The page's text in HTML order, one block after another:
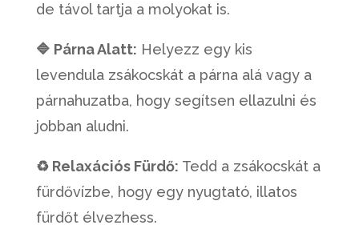
de távol tartja a molyokat is.
🔷 Párna Alatt: Helyezz egy kis
levendula zsákocskát a párna alá vagy a
párnahuzatba, hogy segítsen ellazulni és
jobban aludni.
♻ Relaxációs Fürdő: Tedd a zsákocskát a
fürdővízbe, hogy egy nyugtató, illatos
fürdőt élvezhess.